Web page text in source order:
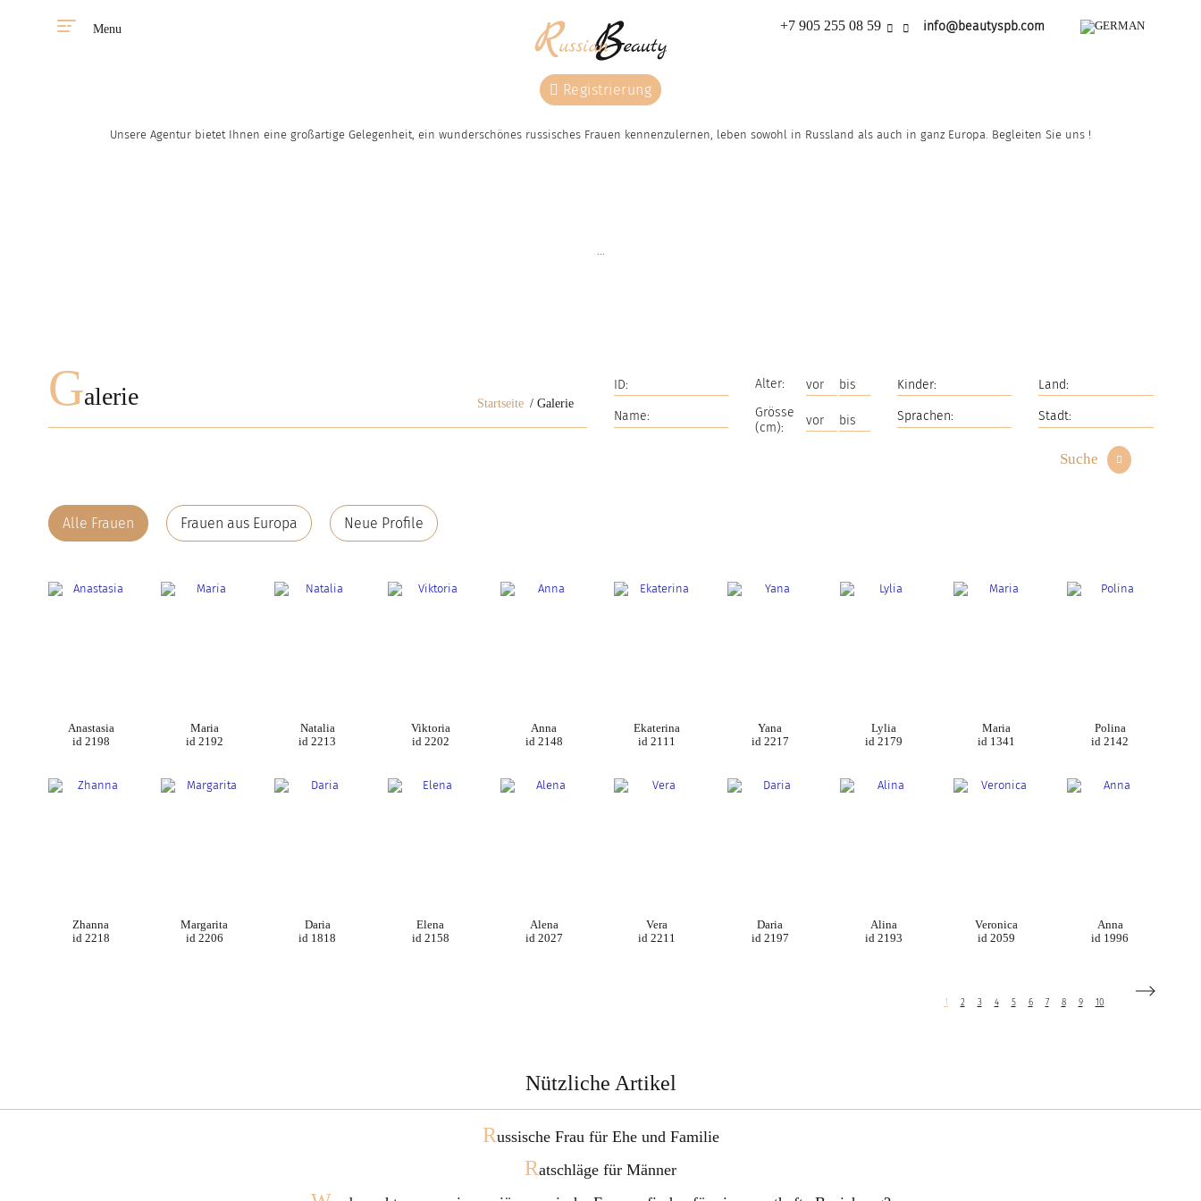
Menu +7 905 255 08 59 info@beautyspb.com
Registrierung
Unsere Agentur bietet Ihnen eine großartige Gelegenheit, ein wunderschönes russisches Frauen kennenzulernen, leben sowohl in Russland als auch in ganz Europa. Begleiten Sie uns !
...
Galerie Startseite Galerie
Alter:
Grösse
(cm):
Suche
Alle Frauen Frauen aus Europa Neue Profile
Anastasia
id 2198
Maria
id 2192
Natalia
id 2213
Viktoria
id 2202
Anna
id 2148
Ekaterina
id 2111
Yana
id 2217
Lylia
id 2179
Maria
id 1341
Polina
id 2142
Zhanna
id 2218
Margarita
id 2206
Daria
id 1818
Elena
id 2158
Alena
id 2027
Vera
id 2211
Daria
id 2197
Alina
id 2193
Veronica
id 2059
Anna
id 1996
1 2 3 4 5 6 7 8 9 10
Nützliche Artikel
Russische Frau für Ehe und Familie
Ratschläge für Männer